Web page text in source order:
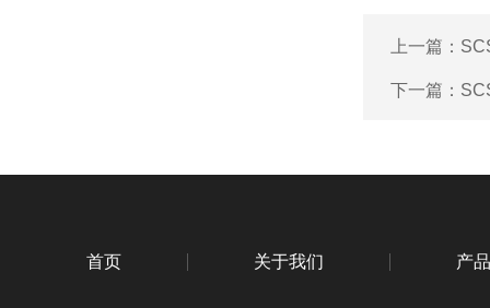
上一篇：
下一篇：
首页 关于我们 产